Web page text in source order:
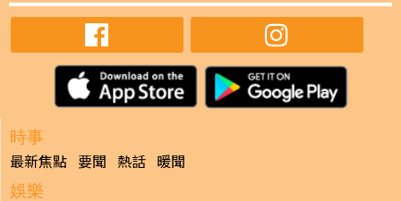
時事
最新焦點 要聞 熱話 暖聞
娛樂